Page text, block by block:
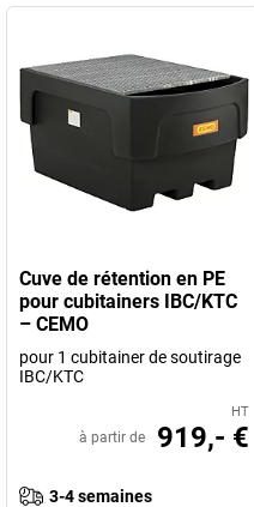
Cuve de rétention en PE
pour cubitainers IBC/KTC
– CEMO
pour 1 cubitainer de soutirage
IBC/KTC
HT
à partir de 919,- €
3-4 semaines